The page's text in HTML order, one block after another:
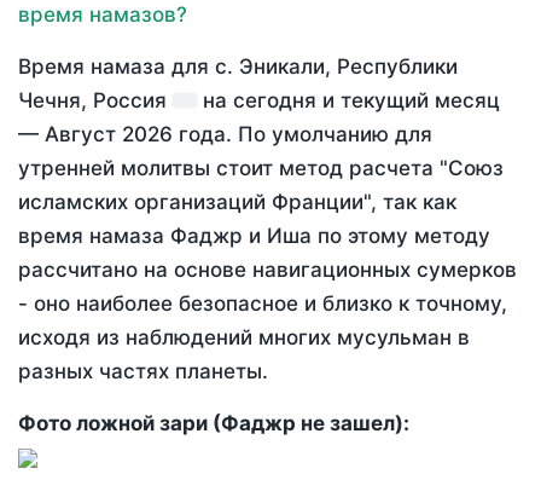
время намазов?
Время намаза для с. Эникали, Республики
Чечня, Россия
на сегодня и текущий месяц
— Август 2026 года. По умолчанию для
утренней молитвы стоит метод расчета "Союз
исламских организаций Франции", так как
время намаза Фаджр и Иша по этому методу
рассчитано на основе навигационных сумерков
- оно наиболее безопасное и близко к точному,
исходя из наблюдений многих мусульман в
разных частях планеты.
Фото ложной зари (Фаджр не зашел):